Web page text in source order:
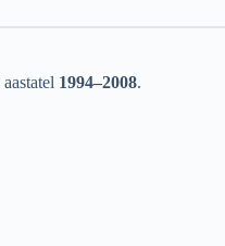
aastatel 1994–2008.